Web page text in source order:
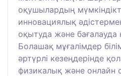
оқушылардың
инновациялық
оқытуда және бағалауда
Болашақ мұғалімдер
әртүрлі кезеңдерінде
физикалық және онлайн